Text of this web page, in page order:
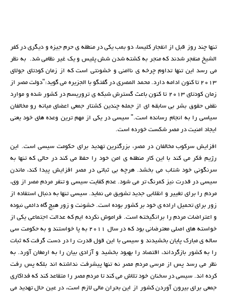
تنها چند روز قبل از انفجار کلیسا، دو بمب یکی در منطقه ی حرم جیزه و دیگری در کفر
الشیخ منفجر شدند که منجر به کشته شدن شش پلیس و یک غیر نظامی شد. به نظر
می رسد این تنها تداوم چرخه ی ناامنی و خشونتی است که از زمان کودتای جولای
2013 تا کنون ادامه دارد. محمد المصری در گفتگو با الجزیره می گوید:"دولت مصر از
زمان کودتای 2013 تا کنون باعث گسترش شبکه ی تروریسم در کشور شده و موارد
نقض حقوق بشر بی سابقه ای از جمله چندین کشتار جمعی اعضای میانه رو مخالفان
سیاسی را به انجام رسانده است." سیسی در یکی از مهم ترین وعده های خود یعنی
ایجاد امنیت در مصر شکست خورده است.
افزایش سرکوب مخالفان در مصر، بزرگترین تهدید برای حکومت سیسی است. این
رژیم فکر می کند با این کار منطقه ی امن خود را حفظ می کند در حالی که تنها به
سرنگونی خود شتاب می بخشد. هرچه بی ثباتی در مصر افزایش پیدا کند، ماندن
سیسی در قدرت نیز کمرنگ تر می شود. عدم کفایت سیسی و تنفر مردم مصر از وی،
مردم را برای تغییر و انقلابی جدید تشویق می نماید. سیسی تنها به دنبال استفاده از
زور برای تحمیل اراده ی خود بر کشور بوده است. خشونت و زور هیچ گاه دائمی نبوده
و اعتراضات مردم را برانگیخته است. فراموش نکرده ایم که عدالت اجتماعی یکی از
خواسته های اصلی معترضانی بود که در سال 2011 به پا خواستند و به حکومت سی
ساله ی مبارک پایان بخشیدند و سیسی با این قول قدرت را در دست گرفت که ثبات
را به کشور بازگرداند، اقتصاد را بهبود بخشید و آزادی بیان را به ارمغان آورد. به
نظر می رسد پس از مرسی مردم مصر نه تنها پیشرفت نداشته اند بلکه پس رفت
کرده اند. سیسی در سخنان خود تلاش می کند تا مردم مصر را متقاعد کند که فداکاری
جمعی برای بیرون آوردن کشور از این بحران مالی لازم است، در عین حال تهدید می